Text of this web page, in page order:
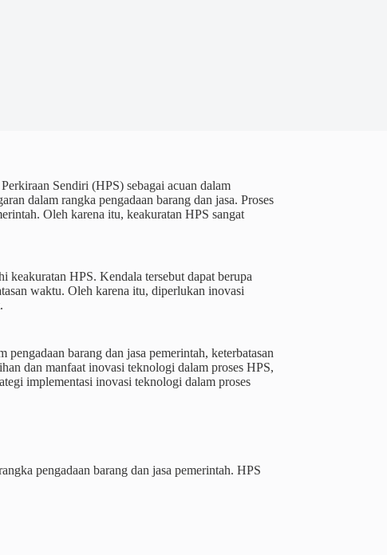
Sendiri (HPS) sebagai acuan dalam
dalam rangka pengadaan barang dan jasa. Proses
Oleh karena itu, keakuratan HPS sangat
keakuratan HPS. Kendala tersebut dapat berupa
waktu. Oleh karena itu, diperlukan inovasi
barang dan jasa pemerintah, keterbatasan
dan manfaat inovasi teknologi dalam proses HPS,
implementasi inovasi teknologi dalam proses
pengadaan barang dan jasa pemerintah. HPS